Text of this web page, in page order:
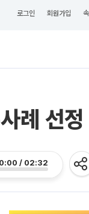
로그인 회원가입
례 선정
/ 02:32